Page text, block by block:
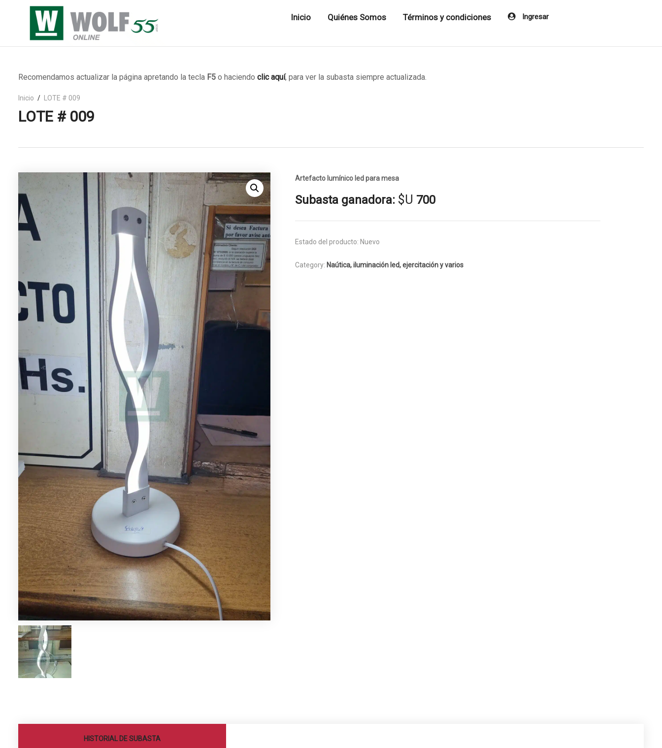
Inicio Quiénes Somos Términos y condiciones Ingresar
Recomendamos actualizar la página apretando la tecla F5 o haciendo clic aquí, para ver la subasta siempre actualizada.
Inicio LOTE # 009
LOTE # 009
Artefacto lumínico led para mesa
Subasta ganadora:$U 700
Estado del producto: Nuevo
Category: Naútica, iluminación led, ejercitación y varios
HISTORIAL DE SUBASTA